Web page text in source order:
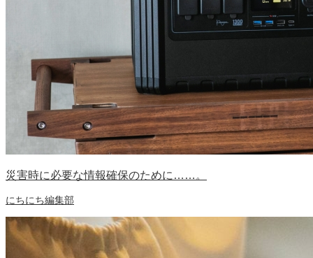
災害時に必要な情報確保のために……。
にちにち編集部